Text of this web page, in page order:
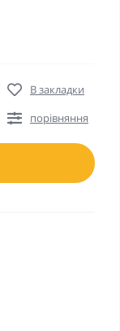
В закладки
порівняння